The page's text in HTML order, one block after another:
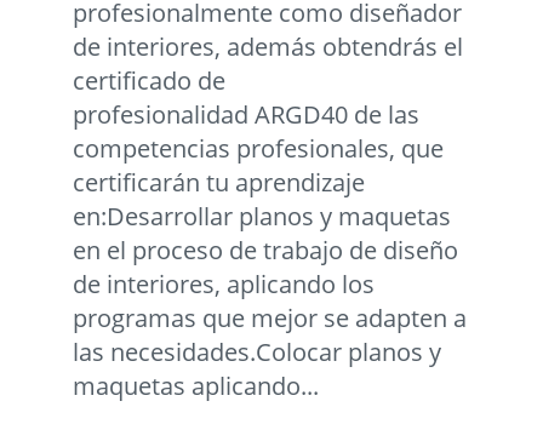
profesionalmente como diseñador
de interiores, además obtendrás el
certificado de
profesionalidad ARGD40 de las
competencias profesionales, que
certificarán tu aprendizaje
en:Desarrollar planos y maquetas
en el proceso de trabajo de diseño
de interiores, aplicando los
programas que mejor se adapten a
las necesidades.Colocar planos y
maquetas aplicando...